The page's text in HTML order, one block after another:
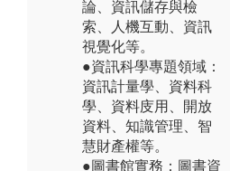
論、資訊儲存與檢
索、人機互動、資訊
視覺化等。
●資訊科學專題領域：
資訊計量學、資料科
學、資料庋用、開放
資料、知識管理、智
慧財產權等。
●圖書館實務：圖書資